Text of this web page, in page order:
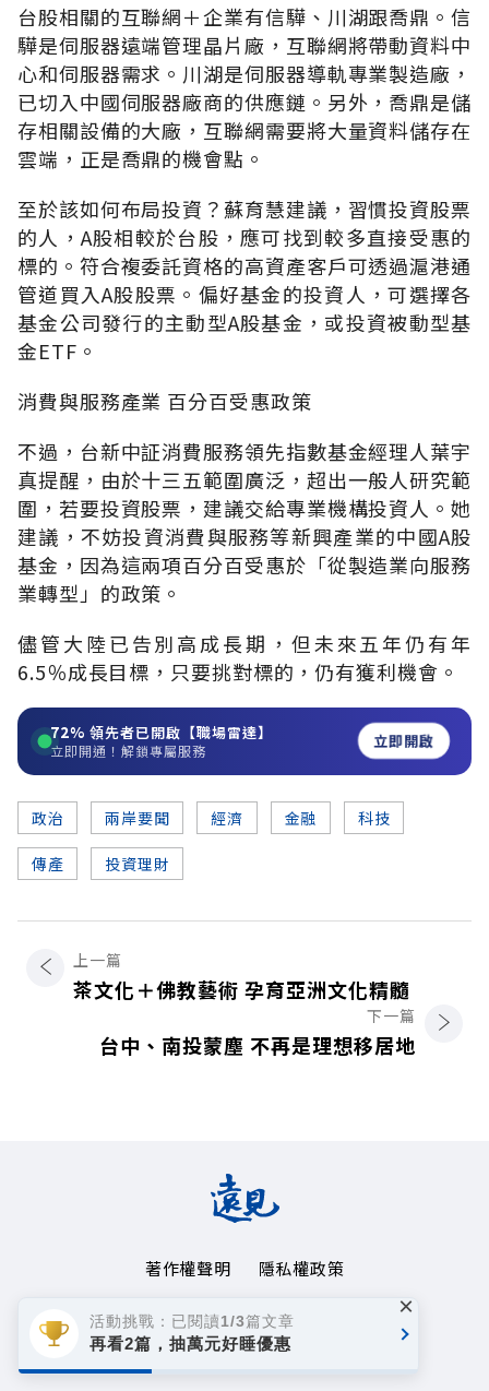
台股相關的互聯網＋企業有信驊、川湖跟喬鼎。信
驊是伺服器遠端管理晶片廠，互聯網將帶動資料中
心和伺服器需求。川湖是伺服器導軌專業製造廠，
已切入中國伺服器廠商的供應鏈。另外，喬鼎是儲
存相關設備的大廠，互聯網需要將大量資料儲存在
雲端，正是喬鼎的機會點。
至於該如何布局投資？蘇育慧建議，習慣投資股票
的人，A股相較於台股，應可找到較多直接受惠的
標的。符合複委託資格的高資產客戶可透過滬港通
管道買入A股股票。偏好基金的投資人，可選擇各
基金公司發行的主動型A股基金，或投資被動型基
金ETF。
消費與服務產業 百分百受惠政策
不過，台新中証消費服務領先指數基金經理人葉宇
真提醒，由於十三五範圍廣泛，超出一般人研究範
圍，若要投資股票，建議交給專業機構投資人。她
建議，不妨投資消費與服務等新興產業的中國A股
基金，因為這兩項百分百受惠於「從製造業向服務
業轉型」的政策。
儘管大陸已告別高成長期，但未來五年仍有年
6.5％成長目標，只要挑對標的，仍有獲利機會。
72% 領先者已開啟【職場雷達】
立即開通！解鎖專屬服務 立即開啟
政治 兩岸要聞 經濟 金融 科技
傳產 投資理財
上一篇
茶文化＋佛教藝術 孕育亞洲文化精髓
下一篇
台中、南投蒙塵 不再是理想移居地
著作權聲明
隱私權政策
Copyright© 1999~2026
遠見天下文化事業群. All rights reserved.
活動挑戰：已閱讀1/3篇文章
再看2篇，抽萬元好睡優惠
×